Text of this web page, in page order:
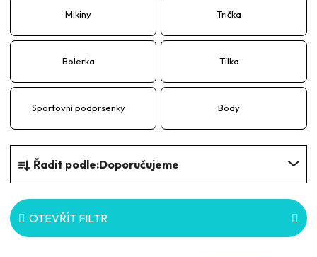
Mikiny Trička
Bolerka Tílka
Sportovní podprsenky Body
Ř
a
z
e
n
Řadit podle:Doporučujeme
OTEVŘÍT FILTR